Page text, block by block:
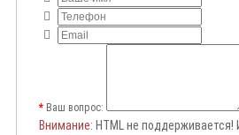
Ваш вопрос:
Внимание: HTML не